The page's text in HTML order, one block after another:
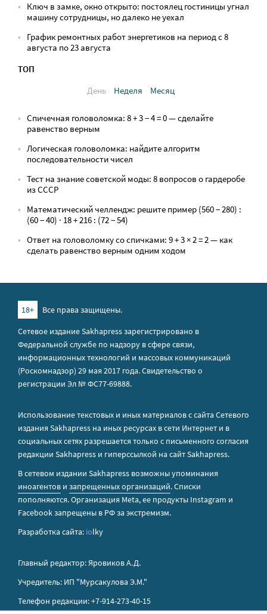
Ключ в замке, окно открыто: постоялец гостиницы угнал
машину сотрудницы, но далеко не уехал
График ремонтных работ энергетиков на период с 8
августа по 23 августа
ТОП
День
Неделя Месяц
Спичечная головоломка: 8 + 3 − 4 = 0 — сделайте
равенство верным
Логическая головоломка: найдите алгоритм
последовательности чисел
Тест на знание советской моды: 8 вопросов о гардеробе
из СССР
Математический челлендж: решите пример (560 − 280) :
(60 − 40) · 18 + 216 : (72 − 54)
Ответ на головоломку со спичками: 9 + 3 × 2 = 2 — как
сделать равенство верным одним ходом
18+
Все права защищены.
Сетевое издание Sakhapress зарегистрировано в
Федеральной службе по надзору в сфере связи,
информационных технологий и массовых коммуникаций
(Роскомнадзор) 29 мая 2017 года. Свидетельство о
регистрации Эл № ФС77-69888.
Использование текстовых и иных материалов с сайта Сетевого
издания Sakhapress на иных ресурсах в сети Интернет и в
социальных сетях разрешается только с письменного согласия
редакции Sakhapress и гиперссылкой на сайт Sakhapress.
В сетевом издании Sakhapress возможны упоминания
иноагентов и запрещенных организаций. Списки
пополняются. Организация Metа, ее продукты Instagram и
Facebook запрещены в РФ за экстремизм.
Разработка сайта: iolky
Главный редактор: Яровиков А.Д.
Учредитель: ИП "Мурсакулова Э.М."
Телефон редакции: +7-914-273-40-15